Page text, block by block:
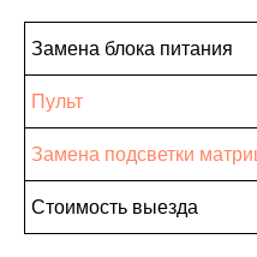
Замена блока питания
Пульт
Замена подсветки
Стоимость выезда